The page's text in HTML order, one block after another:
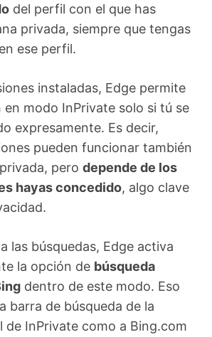
del perfil con el que has
privada, siempre que tengas
ese perfil.
instaladas, Edge permite
en modo InPrivate solo si tú se
expresamente. Es decir,
pueden funcionar también
pero depende de los
hayas concedido, algo clave
las búsquedas, Edge activa
la opción de búsqueda
dentro de este modo. Eso
barra de búsqueda de la
de InPrivate como a Bing.com